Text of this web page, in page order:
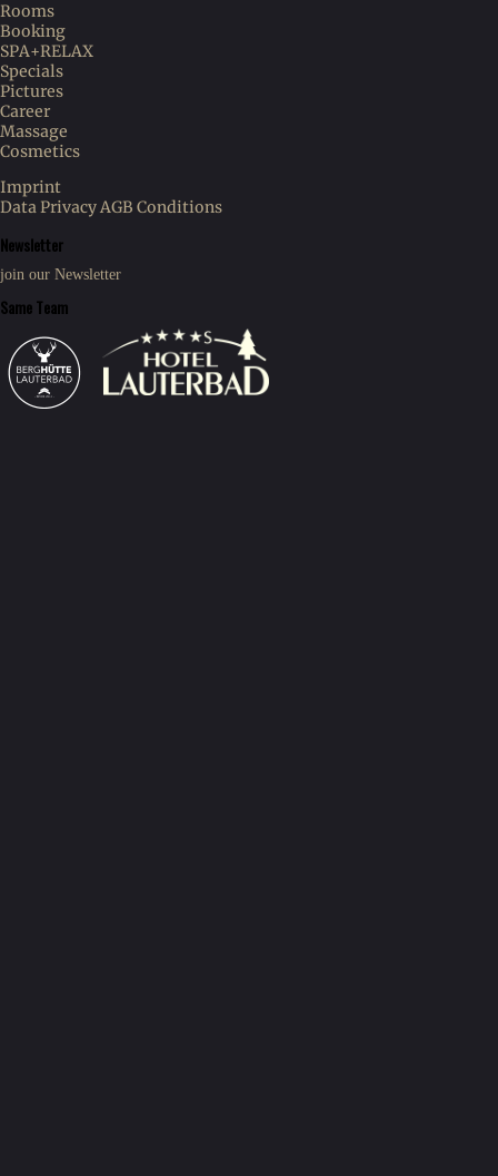
Rooms
Booking
SPA+RELAX
Specials
Pictures
Career
Massage
Cosmetics
Imprint
Data PrivacyAGB Conditions
Newsletter
join our Newsletter
Same Team